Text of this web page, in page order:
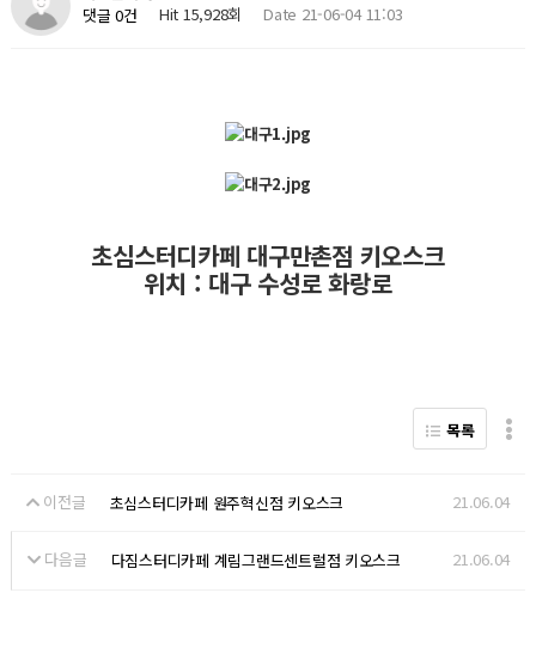
댓글 0건
Hit 15,928회 Date 21-06-04 11:03
초심스터디카페 대구만촌점 키오스크
위치 : 대구 수성로 화랑로
목록
이전글 초심스터디카페 원주혁신점 키오스크 21.06.04
다음글 다짐스터디카페 계림그랜드센트럴점 키오스크 21.06.04